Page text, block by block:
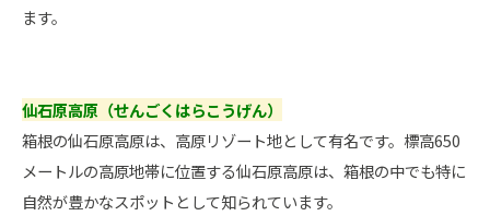
ます。
仙石原高原（せんごくはらこうげん）
箱根の仙石原高原は、高原リゾート地として有名です。標高650
メートルの高原地帯に位置する仙石原高原は、箱根の中でも特に
自然が豊かなスポットとして知られています。